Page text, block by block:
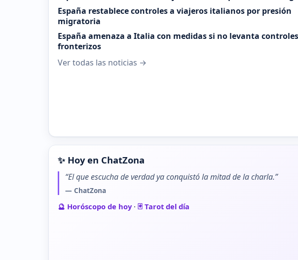
España restablece controles a viajeros italianos por presión
migratoria
España amenaza a Italia con medidas si no levanta controles
fronterizos
Ver todas las noticias →
✨ Hoy en ChatZona
“El que escucha de verdad ya conquistó la mitad de la charla.”
— ChatZona
🔮 Horóscopo de hoy· 🃏 Tarot del día